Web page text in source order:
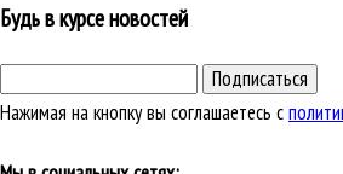
Будь в курсе новостей
Подписаться
Нажимая на кнопку вы соглашаетесь с